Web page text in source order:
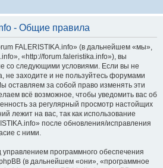
- Общие правила
FALERISTIKA.info» (в дальнейшем «мы»,
«http://forum.faleristika.info»), вы
со следующими условиями. Если вы не
не заходите и не пользуйтесь форумами
оставляем за собой право изменять эти
всё возможное, чтобы уведомить вас об
за регулярный просмотр настойщих
лежит на вас, так как использование
после обновления/исправления
с ними.
программного обеспечения
(в дальнейшем «они», «программное